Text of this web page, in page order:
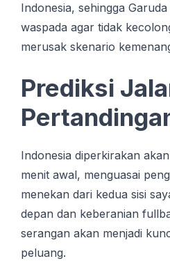
Indonesia, sehingga
waspada agar tidak
merusak skenario
Prediksi
Indonesia diperkirakan
menit awal, menguasai
menekan dari kedua sisi
depan dan keberanian
serangan akan menjadi
peluang.